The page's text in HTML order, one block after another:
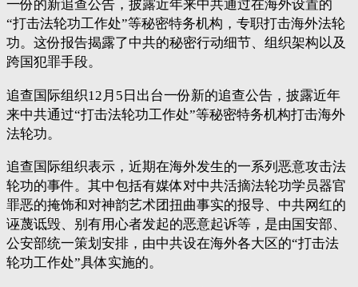
一份的新追查公告，披露近年来中共通过在海外设置的
“打击法轮功工作处”等秘密特务机构，专职打击海外法轮
功。这份报告揭露了中共的秘密行动细节、组织架构以及
跨国犯罪手段。
追查国际组织12月5日出台一份新的追查公告，披露近年
来中共通过“打击法轮功工作处”等秘密特务机构打击海外
法轮功。
追查国际组织表示，近期在海外发生的一系列恶意攻击法
轮功的事件。其中包括有媒体对中共活摘法轮功学员器官
罪恶的掩饰和对神韵艺术团扭曲事实的报导、中共网红的
诬蔑诋毁、别有用心者发起的恶意起诉等，是由国安部、
公安部统一策划安排，由中共设在海外各大区的“打击法
轮功工作处”具体实施的。